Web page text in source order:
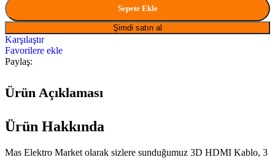
Sepete Ekle
Şimdi satın al
Karşılaştır
Favorilere ekle
Paylaş:
Ürün Açıklaması
Ürün Hakkında
Mas Elektro Market olarak sizlere sunduğumuz 3D HDMI Kablo, 3